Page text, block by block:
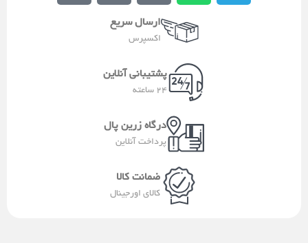
t
s
a
p
p
i
-
l
t
l
ارسال سریع
اکسپرس
پشتیبانی آنلاین
24 ساعته
درگاه زرین پال
پرداخت آنلاین
ضمانت کالا
کالای اورجینال